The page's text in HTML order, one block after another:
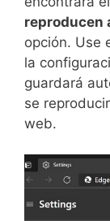
reproducen
opción. Use
la
guardará
se
web.